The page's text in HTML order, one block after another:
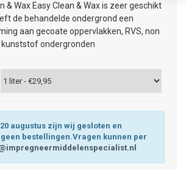
& Wax Easy Clean & Wax is zeer geschikt
de behandelde ondergrond een
aan gecoate oppervlakken, RVS, non
ondergronden
augustus zijn wij gesloten en
bestellingen.Vragen kunnen per